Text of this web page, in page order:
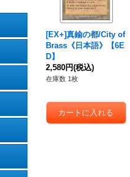
[EX+]真鍮の都/City of
Brass《日本語》【6E
D】
2,580円(税込)
在庫数 1枚